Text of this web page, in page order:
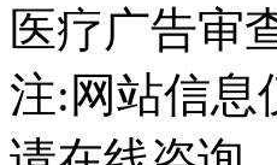
医疗广告审
注:网站信息